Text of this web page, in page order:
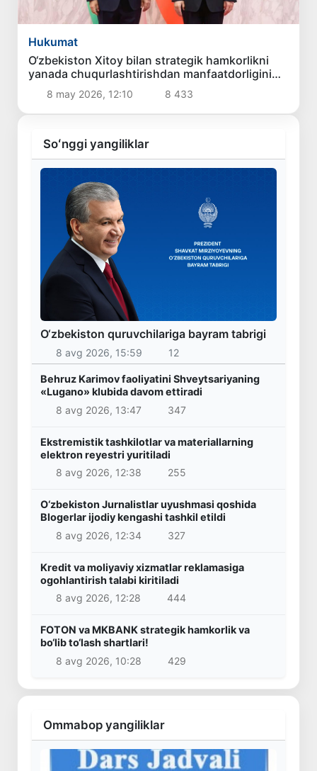
Hukumat
O‘zbekiston Xitoy bilan strategik hamkorlikni
yanada chuqurlashtirishdan manfaatdorligini
bildirdi8 may 2026, 12:10 8 433
Soʻnggi yangiliklar
O‘zbekiston quruvchilariga bayram tabrigi
8 avg 2026, 15:59 12
Behruz Karimov faoliyatini Shveytsariyaning
«Lugano» klubida davom ettiradi
8 avg 2026, 13:47
347
Ekstremistik tashkilotlar va materiallarning
elektron reyestri yuritiladi
8 avg 2026, 12:38
255
O‘zbekiston Jurnalistlar uyushmasi qoshida
Blogerlar ijodiy kengashi tashkil etildi
8 avg 2026, 12:34
327
Kredit va moliyaviy xizmatlar reklamasiga
ogohlantirish talabi kiritiladi
8 avg 2026, 12:28
444
FOTON va MKBANK strategik hamkorlik va
bo‘lib to‘lash shartlari!
8 avg 2026, 10:28
429
Ommabop yangiliklar